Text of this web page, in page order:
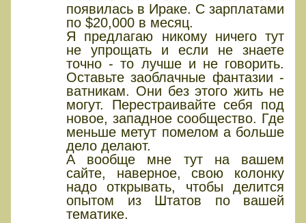
появилась в Ираке. С зарплатами
по $20,000 в месяц.
Я предлагаю никому ничего тут
не упрощать и если не знаете
точно - то лучше и не говорить.
Оставьте заоблачные фантазии -
ватникам. Они без этого жить не
могут. Перестраивайте себя под
новое, западное сообщество. Где
меньше метут помелом а больше
дело делают.
А вообще мне тут на вашем
сайте, наверное, свою колонку
надо открывать, чтобы делится
опытом из Штатов по вашей
тематике.